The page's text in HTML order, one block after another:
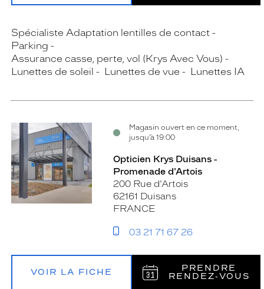
Spécialiste Adaptation lentilles de contact
Parking
Assurance casse, perte, vol (Krys Avec Vous)
Lunettes de soleil
Lunettes de vue Lunettes IA
Magasin ouvert en ce moment,
jusqu’à 19:00
Opticien Krys Duisans -
Promenade d'Artois
200 Rue d'Artois
62161 Duisans
FRANCE
03 21 71 67 26
VOIR LA FICHE
PRENDRE
RENDEZ‑VOUS